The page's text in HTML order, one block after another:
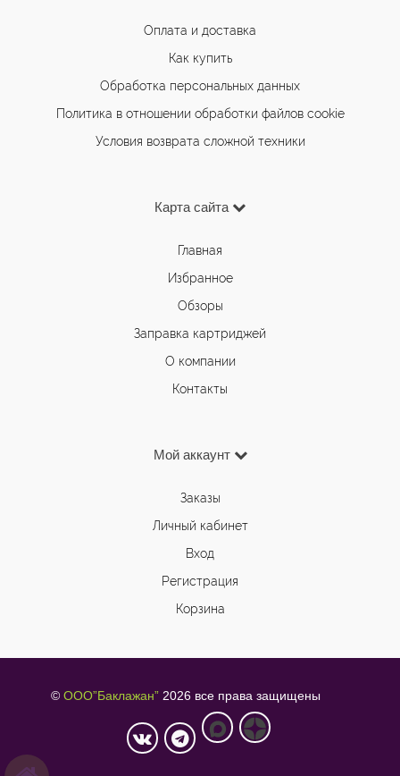
Оплата и доставка
Как купить
Обработка персональных данных
Политика в отношении обработки файлов cookie
Условия возврата сложной техники
Карта сайта
Главная
Избранное
Обзоры
Заправка картриджей
О компании
Контакты
Мой аккаунт
Заказы
Личный кабинет
Вход
Регистрация
Корзина
© ООО”Баклажан” 2026 все права защищены